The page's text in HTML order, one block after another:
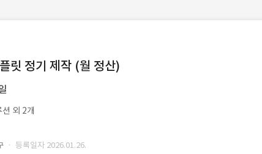
릿 정기 제작 (월 정산)
외 2개
· 등록일자 2026.01.26.